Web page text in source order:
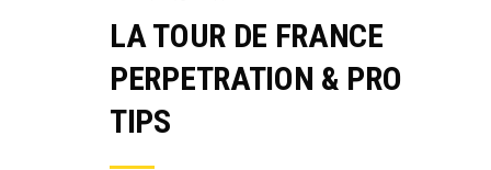
LA TOUR DE FRANCE
PERPETRATION & PRO
TIPS